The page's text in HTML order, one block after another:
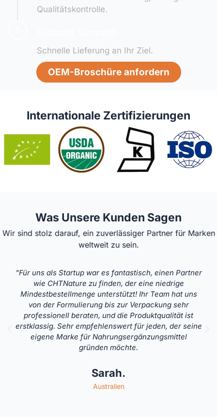
Qualitätskontrolle.
Schnelle Lieferung an Ihr Ziel.
OEM-Broschüre anfordern
Internationale Zertifizierungen
Was Unsere Kunden Sagen
Wir sind stolz darauf, ein zuverlässiger Partner für Marken
weltweit zu sein.
"Für uns als Startup war es fantastisch, einen Partner
wie CHTNature zu finden, der eine niedrige
Mindestbestellmenge unterstützt! Ihr Team hat uns
von der Formulierung bis zur Verpackung sehr
professionell beraten, und die Produktqualität ist
erstklassig. Sehr empfehlenswert für jeden, der seine
eigene Marke für Nahrungsergänzungsmittel
gründen möchte.
Sarah.
Australien